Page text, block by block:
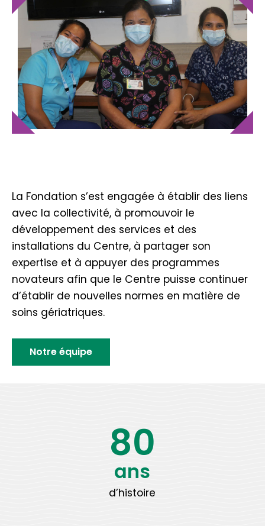
La Fondation s’est engagée à établir des liens
avec la collectivité, à promouvoir le
développement des services et des
installations du Centre, à partager son
expertise et à appuyer des programmes
novateurs afin que le Centre puisse continuer
d’établir de nouvelles normes en matière de
soins gériatriques.
Notre équipe
80
ans
d’histoire